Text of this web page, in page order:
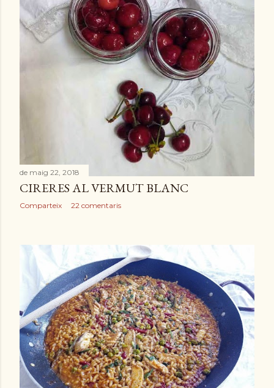
de maig 22, 2018
CIRERES AL VERMUT BLANC
Comparteix 22 comentaris